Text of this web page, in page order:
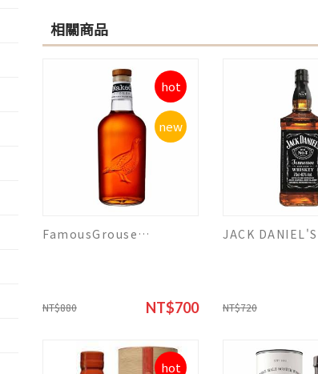
相關商品
hot
new
FamousGrouse裸雀 初次雪莉桶
NT$880 NT$700 NT$720
hot